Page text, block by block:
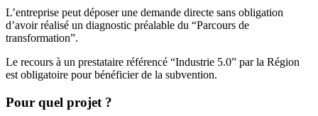
L’entreprise peut déposer une demande directe sans obligation
d’avoir réalisé un diagnostic préalable du “Parcours de
transformation”.
Le recours à un prestataire référencé “Industrie 5.0” par la Région
est obligatoire pour bénéficier de la subvention.
Pour quel projet ?